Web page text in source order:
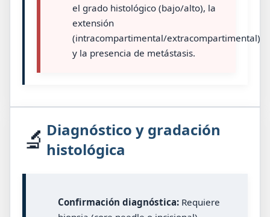
el grado histológico (bajo/alto), la
extensión
(intracompartimental/extracompartimental)
y la presencia de metástasis.
🔬 Diagnóstico y gradación
histológica
Confirmación diagnóstica: Requiere